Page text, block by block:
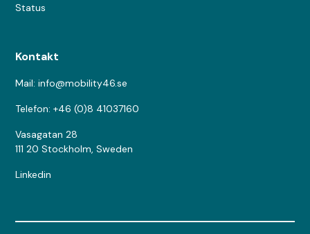
Status
Kontakt
Mail: info@mobility46.se
Telefon: +46 (0)8 41037160
Vasagatan 28
111 20 Stockholm, Sweden
Linkedin